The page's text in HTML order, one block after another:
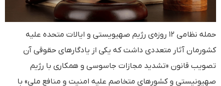
حمله نظامی ۱۲ روزه‌ی رژیم صهیویستی و ایالات متحده علیه
کشورمان آثار متعددی داشت که یکی از یادگارهای حقوقی آن
تصویب قانون «تشدید مجازات جاسوسی و همکاری با رژیم
صهیونیستی و کشورهای متخاصم علیه امنیت و منافع ملی» با